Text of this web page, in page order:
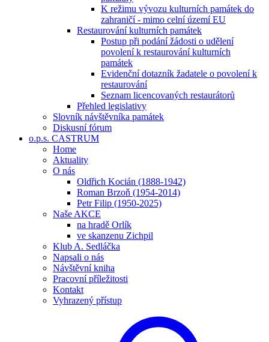
K režimu vývozu kulturních památek do
zahraničí - mimo celní území EU
Restaurování kulturních památek
Postup při podání žádosti o udělení
povolení k restaurování kulturních
památek
Evidenční dotazník žadatele o povolení k
restaurování
Seznam licencovaných restaurátorů
Přehled legislativy
Slovník návštěvníka památek
Diskusní fórum
o.p.s. CASTRUM
Home
Aktuality
O nás
Oldřich Kocián (1888-1942)
Roman Brzoň (1954-2014)
Petr Filip (1950-2025)
Naše AKCE
na hradě Orlík
ve skanzenu Zichpil
Klub A. Sedláčka
Napsali o nás
Návštěvní kniha
Pracovní příležitosti
Kontakt
Vyhrazený přístup